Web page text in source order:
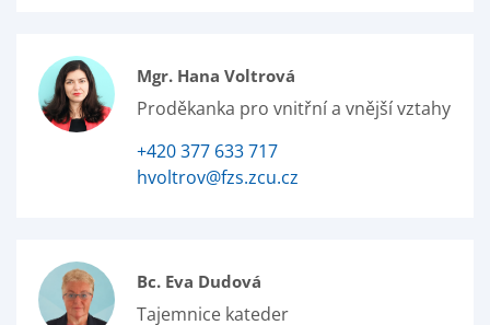
Mgr. Hana Voltrová
Proděkanka pro vnitřní a vnější vztahy
+420 377 633 717
hvoltrov@fzs.zcu.cz
Bc. Eva Dudová
Tajemnice kateder